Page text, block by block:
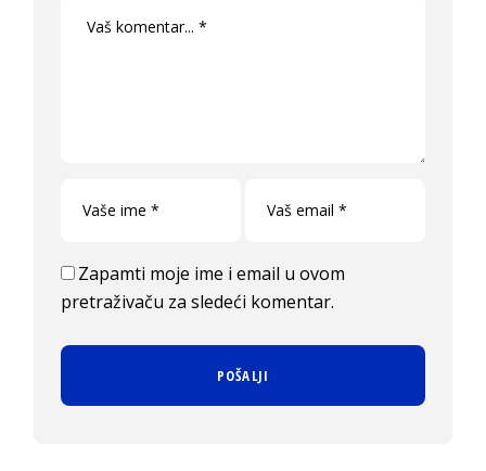
Zapamti moje ime i email u ovom
pretraživaču za sledeći komentar.